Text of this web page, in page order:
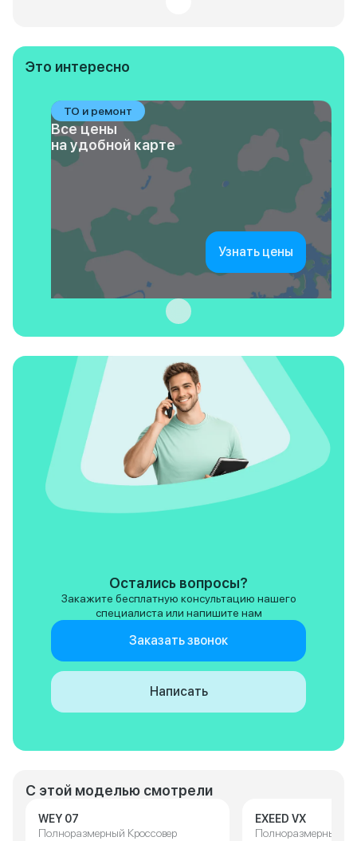
Это интересно
ТО и ремонт
Все цены
на удобной карте
Узнать цены
С этой моделью смотрели
WEY 07
Полноразмерный Кроссовер
EXEED VX
Полноразмерный
Остались вопросы?
Закажите бесплатную консультацию нашего
специалиста или напишите нам
Заказать звонок
Написать